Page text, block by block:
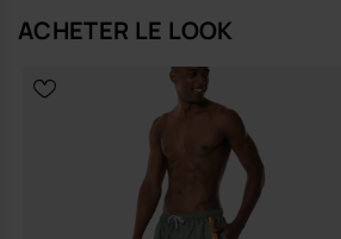
ACHETER LE LOOK